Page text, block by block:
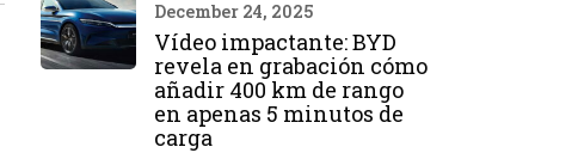
December 24, 2025
Vídeo impactante: BYD
revela en grabación cómo
añadir 400 km de rango
en apenas 5 minutos de
carga